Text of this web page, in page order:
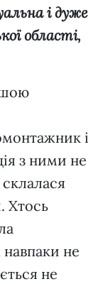
і дуже
області,
і
з ними не
склалася
Хтось
не
не